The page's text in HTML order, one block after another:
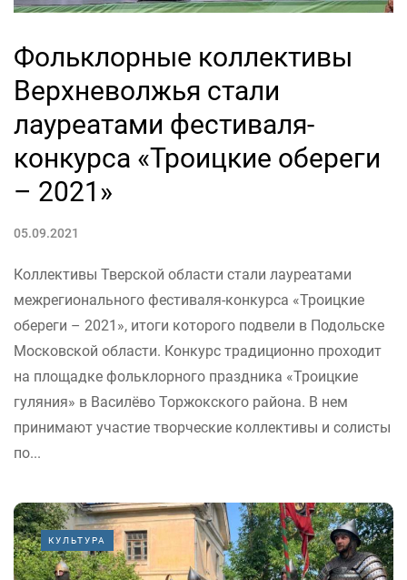
Фольклорные коллективы
Верхневолжья стали
лауреатами фестиваля-
конкурса «Троицкие обереги
– 2021»
05.09.2021
Коллективы Тверской области стали лауреатами
межрегионального фестиваля-конкурса «Троицкие
обереги – 2021», итоги которого подвели в Подольске
Московской области. Конкурс традиционно проходит
на площадке фольклорного праздника «Троицкие
гуляния» в Василёво Торжокского района. В нем
принимают участие творческие коллективы и солисты
по...
КУЛЬТУРА